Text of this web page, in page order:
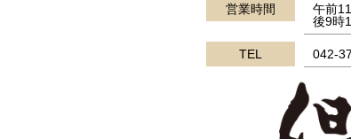
営業時間
午前
後9時
TEL 042-